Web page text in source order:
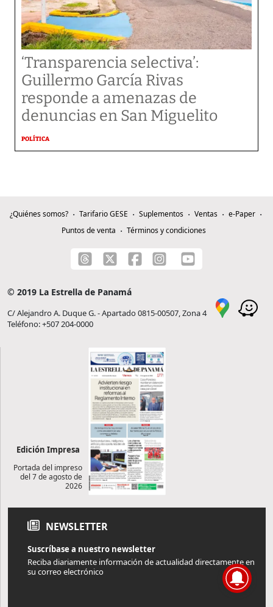
‘Transparencia selectiva’:
Guillermo García Rivas
responde a amenazas de
denuncias en San Miguelito
POLÍTICA
¿Quiénes somos? Tarifario GESE Suplementos Ventas
e-Paper
Puntos de venta
Términos y condiciones
© 2019 La Estrella de Panamá
C/ Alejandro A. Duque G. - Apartado 0815-00507, Zona 4
Teléfono: +507 204-0000
Edición Impresa
Portada del impreso
del 7 de agosto de
2026
NEWSLETTER
Suscríbase a nuestro newsletter
Reciba diariamente información de actualidad directamente en
su correo electrónico